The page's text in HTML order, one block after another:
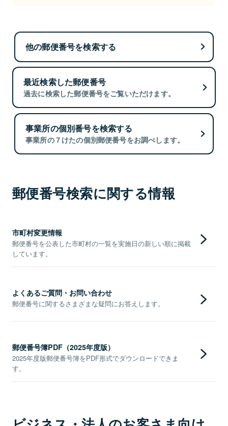
他の郵便番号を検索する
最近検索した郵便番号
過去に検索した郵便番号をご覧いただけます。
事業所の個別番号を検索する
事業所の７けたの個別郵便番号をお調べします。
郵便番号検索に関する情報
市町村変更情報
郵便番号を公表した市町村の一覧を実施日の新しい順に掲載
しています。
よくあるご質問・お問い合わせ
郵便番号に関するさまざまな疑問にお答えします。
郵便番号簿PDF（2025年度版）
2025年度版郵便番号簿をPDF形式でダウンロードできま
す。